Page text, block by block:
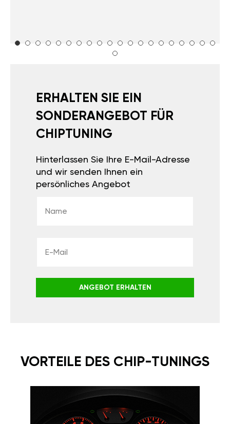
ERHALTEN SIE EIN
SONDERANGEBOT FÜR
CHIPTUNING
Hinterlassen Sie Ihre E-Mail-Adresse
und wir senden Ihnen ein
persönliches Angebot
ANGEBOT ERHALTEN
VORTEILE DES CHIP-TUNINGS